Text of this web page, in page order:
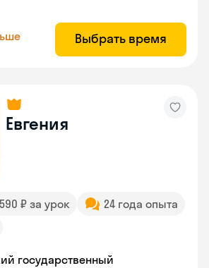
Выбрать время
Евгения
₽ за урок
24 года опыта
государственный